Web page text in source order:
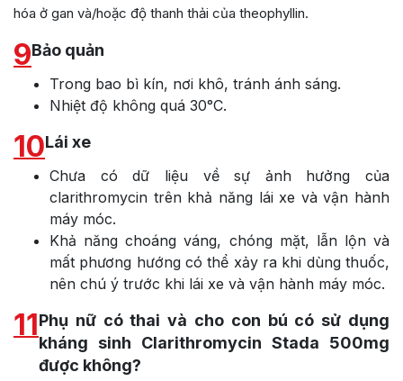
hóa ở gan và/hoặc độ thanh thải của theophyllin.
9Bảo quản
Trong bao bì kín, nơi khô, tránh ánh sáng.
Nhiệt độ không quá 30°C.
10Lái xe
Chưa có dữ liệu về sự ảnh hưởng của
clarithromycin trên khả năng lái xe và vận hành
máy móc.
Khả năng choáng váng, chóng mặt, lẫn lộn và
mất phương hướng có thể xảy ra khi dùng thuốc,
nên chú ý trước khi lái xe và vận hành máy móc.
11Phụ nữ có thai và cho con bú có sử dụng
kháng sinh Clarithromycin Stada 500mg
được không?